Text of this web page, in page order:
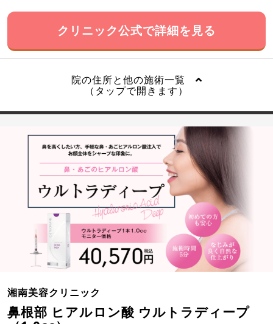
クリニック公式で詳細を見る
院の住所と他の施術一覧
（タップで開きます）
湘南美容クリニック
鼻根部 ヒアルロン酸 ウルトラディープ